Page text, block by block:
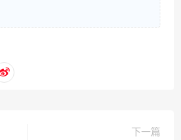
下一篇